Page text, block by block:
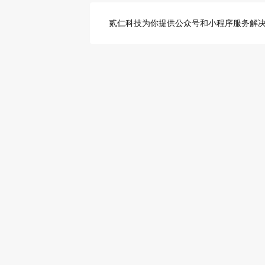
贰仁科技为你提供公众号和小程序服务解